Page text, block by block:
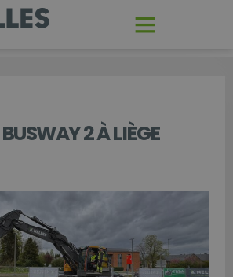
2 À LIÈGE